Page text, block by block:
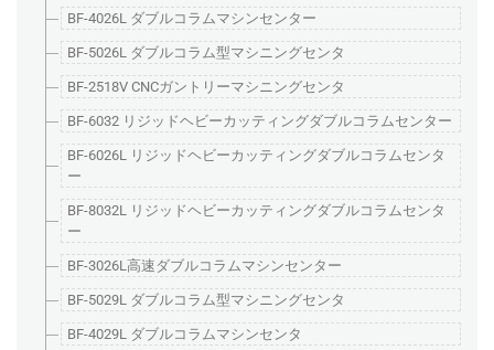
BF-4026L ダブルコラムマシンセンター
BF-5026L ダブルコラム型マシニングセンタ
BF-2518V CNCガントリーマシニングセンタ
BF-6032 リジッドヘビーカッティングダブルコラムセンター
BF-6026L リジッドヘビーカッティングダブルコラムセンタ
ー
BF-8032L リジッドヘビーカッティングダブルコラムセンタ
ー
BF-3026L高速ダブルコラムマシンセンター
BF-5029L ダブルコラム型マシニングセンタ
BF-4029L ダブルコラムマシンセンタ